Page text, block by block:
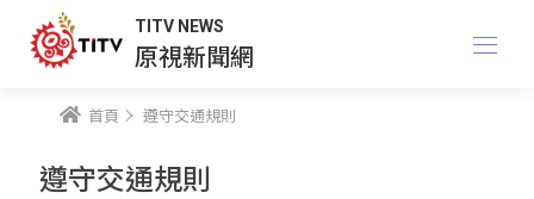
TITV NEWS
原視新聞網
首頁 遵守交通規則
遵守交通規則